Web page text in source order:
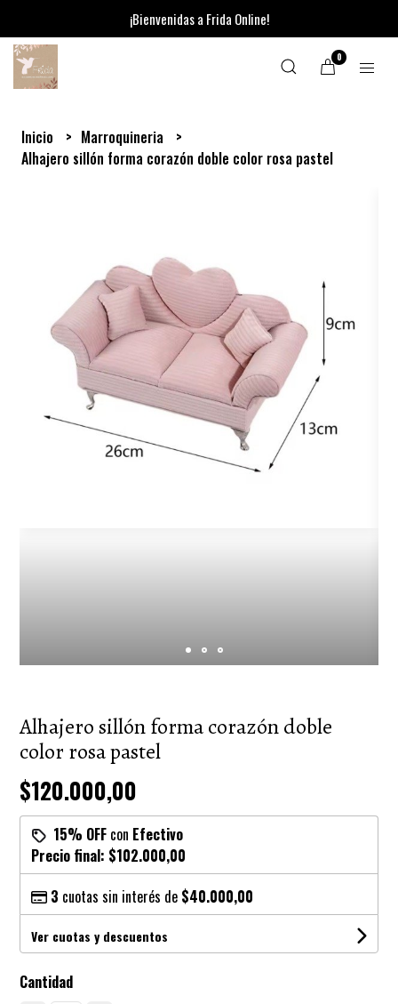
¡Bienvenidas a Frida Online!
0
Inicio
Marroquineria
Alhajero sillón forma corazón doble color rosa pastel
Alhajero sillón forma corazón doble
color rosa pastel
$120.000,00
15% OFF con Efectivo
Precio final: $102.000,00
3 cuotas sin interés de $40.000,00
Ver cuotas y descuentos
Cantidad